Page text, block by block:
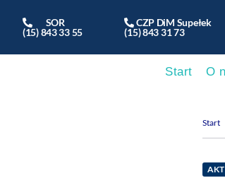
SOR
(15) 843 33 55
CZP DiM Supełek
(15) 843 31 73
Start O
Start